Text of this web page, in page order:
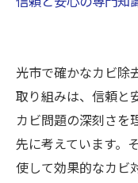
光市で確かなカビ除
取り組みは、信頼と
カビ問題の深刻さを
先に考えています。
使して効果的なカビ